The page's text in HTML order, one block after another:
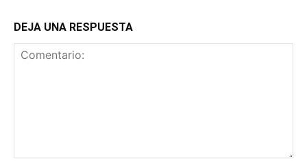
DEJA UNA RESPUESTA